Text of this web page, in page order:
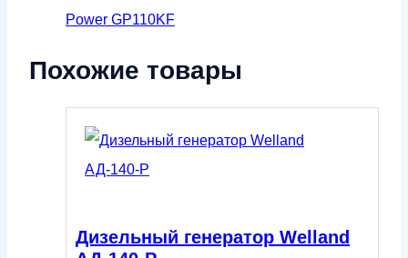
Power GP110KF
Похожие товары
Дизельный генератор Welland